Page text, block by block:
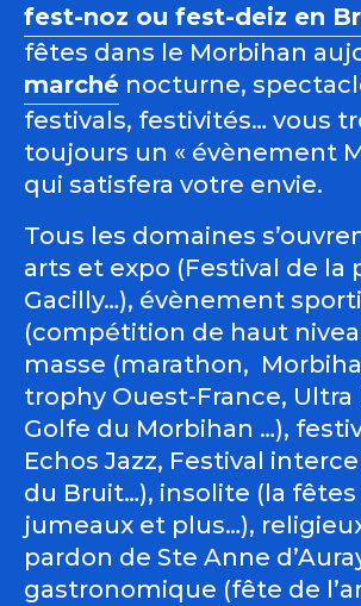
fest-noz ou fest-deiz en
fêtes dans le Morbihan
marché nocturne,
festivals, festivités… vous
toujours un « évènement
qui satisfera votre envie.
Tous les domaines
arts et expo (Festival de la
Gacilly…), évènement
(compétition de haut
masse (marathon,
trophy Ouest-France, Ultra
Golfe du Morbihan …),
Echos Jazz, Festival
du Bruit…), insolite (la fêtes
jumeaux et plus…),
pardon de Ste Anne
gastronomique (fête de